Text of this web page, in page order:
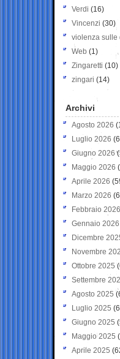
Verdi (16)
Vincenzi (30)
violenza sulle
Web (1)
Zingaretti (10)
zingari (14)
Archivi
Agosto 2026
Luglio 2026
Giugno 2026
Maggio 2026
Aprile 2026
Marzo 2026
Febbraio 2026
Gennaio 2026
Dicembre
Novembre
Ottobre 2025
Settembre
Agosto 2025
Luglio 2025
Giugno 2025
Maggio 2025
Aprile 2025